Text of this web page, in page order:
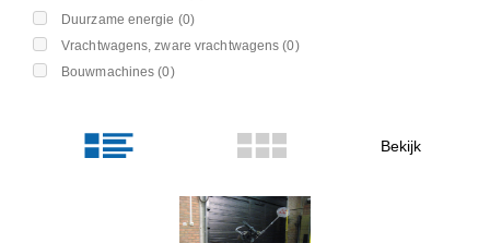
Duurzame energie (0)
Vrachtwagens, zware vrachtwagens (0)
Bouwmachines (0)
Bekijk